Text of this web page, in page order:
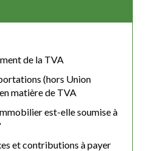
de la TVA
(hors Union
matière de TVA
est-elle soumise à
et contributions à payer